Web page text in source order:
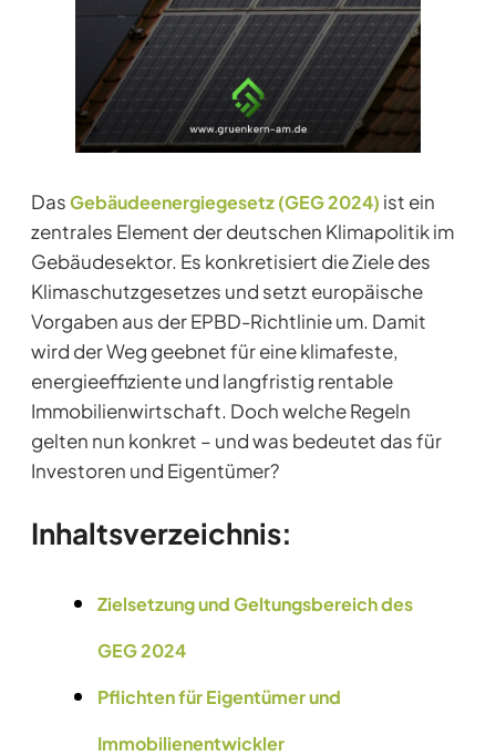
DasGebäudeenergiegesetz (GEG 2024) ist ein
zentrales Element der deutschen Klimapolitik im
Gebäudesektor. Es konkretisiert die Ziele des
Klimaschutzgesetzes und setzt europäische
Vorgaben aus der EPBD-Richtlinie um. Damit
wird der Weg geebnet für eine klimafeste,
energieeffiziente und langfristig rentable
Immobilienwirtschaft. Doch welche Regeln
gelten nun konkret – und was bedeutet das für
Investoren und Eigentümer?
Inhaltsverzeichnis:
Zielsetzung und Geltungsbereich des
GEG 2024
Pflichten für Eigentümer und
Immobilienentwickler